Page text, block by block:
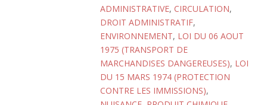
ADMINISTRATIVE, CIRCULATION,
DROIT ADMINISTRATIF,
ENVIRONNEMENT, LOI DU 06 AOUT
1975 (TRANSPORT DE
MARCHANDISES DANGEREUSES), LOI
DU 15 MARS 1974 (PROTECTION
CONTRE LES IMMISSIONS),